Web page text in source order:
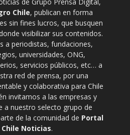
Chile, publican en forma
sin fines lucros, que busquen
visibilizar sus contenidos.
a periodistas, fundaciones,
universidades, ONG,
servicios públicos, etc… a
red de prensa, por una
y colaborativa para Chile
invitamos a las empresas y
a nuestro selecto grupo de
de la comunidad de Portal
Noticias.